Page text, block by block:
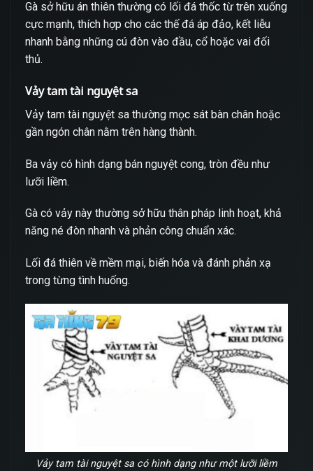
Gà sở hữu án thiên thường có lối đá thốc từ trên xuống
cực mạnh, thích hợp cho các thế đá áp đảo, kết liễu
nhanh bằng những cú đòn vào đầu, cổ hoặc vai đối
thủ.
Vảy tam tài nguyệt sa
Vảy tam tài nguyệt sa thường mọc sát bàn chân hoặc
gần ngón chân nằm trên hàng thành.
Ba vảy có hình dạng bán nguyệt cong, tròn đều như
lưỡi liềm.
Gà có vảy này thường sở hữu thân pháp linh hoạt, khả
năng né đòn nhanh và phản công chuẩn xác.
Lối đá thiên về mềm mại, biến hóa và đánh phản xạ
trong từng tình huống.
Vảy tam tài nguyệt sa có hình dạng như một lưỡi liềm